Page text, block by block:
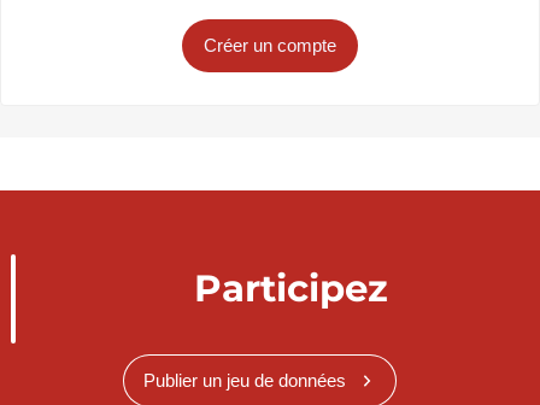
Créer un compte
Participez
Publier un jeu de données